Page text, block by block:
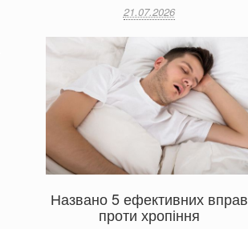
21.07.2026
Названо 5 ефективних вправ
проти хропіння